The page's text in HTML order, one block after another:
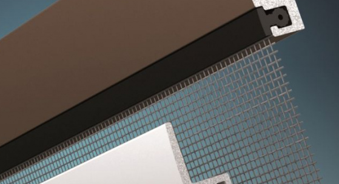
МОСКИТНЫЕ СЕТКИ
УСИЛЕННЫЕ
Усиленная москитная сетка с
защита помещения от
тополиного пуха, пыли, дождя
устанавливаются на
Цена